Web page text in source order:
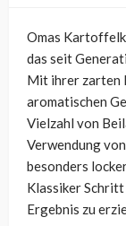
Omas
das seit
Mit ihrer zarten
aromatischen
Vielzahl von
Verwendung
besonders
Klassiker
Ergebnis zu